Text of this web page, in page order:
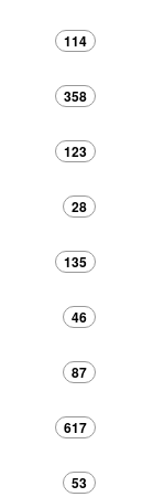
114
358
123
28
135
46
87
617
53